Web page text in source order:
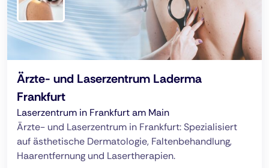
Ärzte- und Laserzentrum Laderma
Frankfurt
Laserzentrum in Frankfurt am Main
Ärzte- und Laserzentrum in Frankfurt: Spezialisiert
auf ästhetische Dermatologie, Faltenbehandlung,
Haarentfernung und Lasertherapien.